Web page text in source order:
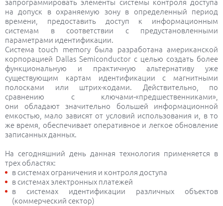
на допуск в охраняемую зону в определенный период
времени, предоставить доступ к информационным
системам в соответствии с предустановленными
параметрами идентификации.
Система touch memory была разработана американской
корпорацией Dallas Semiconductor с целью создать более
функциональную и практичную альтернативу уже
существующим картам идентификации с магнитными
полосками или штрих-кодами. Действительно, по
сравнению с ключами-«предшественниками»,
они обладают значительно большей информационной
емкостью, мало зависят от условий использования и, в то
же время, обеспечивает оперативное и легкое обновление
записанных данных.
На сегодняшний день данная технология применяется в
трех областях:
в системах ограничения и контроля доступа
в системах электронных платежей
в системах идентификации различных объектов
(коммерческий сектор)